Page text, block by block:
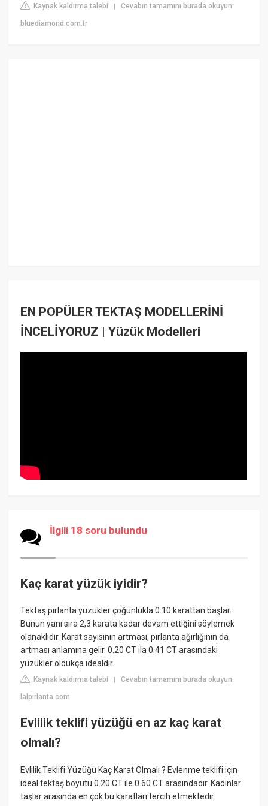
Kaynak kaldırma talebi |Cevabın tamamını burada okuyun:
bluediamond.com.tr
EN POPÜLER TEKTAŞ MODELLERİNİ
İNCELİYORUZ | Yüzük Modelleri
İlgili 18 soru bulundu
Kaç karat yüzük iyidir?
Tektaş pırlanta yüzükler çoğunlukla 0.10 karattan başlar.
Bunun yanı sıra 2,3 karata kadar devam ettiğini söylemek
olanaklıdır. Karat sayısının artması, pırlanta ağırlığının da
artması anlamına gelir. 0.20 CT ila 0.41 CT arasındaki
yüzükler oldukça idealdir.
Kaynak kaldırma talebi |Cevabın tamamını burada okuyun:
lalpirlanta.com
Evlilik teklifi yüzüğü en az kaç karat
olmalı?
Evlilik Teklifi Yüzüğü Kaç Karat Olmalı ? Evlenme teklifi için
ideal tektaş boyutu 0.20 CT ile 0.60 CT arasındadır. Kadınlar
taşlar arasında en çok bu karatları tercih etmektedir.